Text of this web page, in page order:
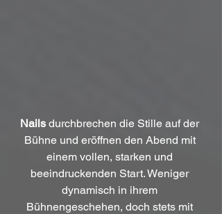
Nails durchbrechen die Stille auf der
Bühne und eröffnen den Abend mit
einem vollen, starken und
beeindruckenden Start. Weniger
dynamisch in ihrem
Bühnengeschehen, doch stets mit